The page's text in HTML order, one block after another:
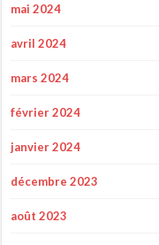
mai 2024
avril 2024
mars 2024
février 2024
janvier 2024
décembre 2023
août 2023